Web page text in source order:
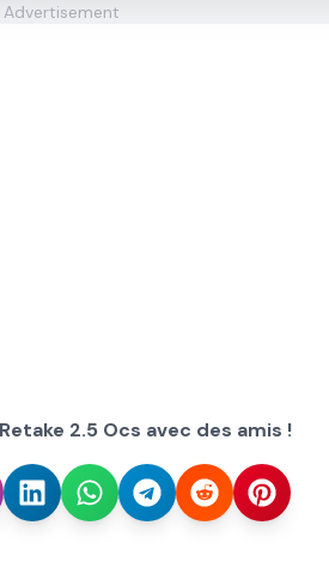
Advertisement
2.5 Ocs avec des amis !